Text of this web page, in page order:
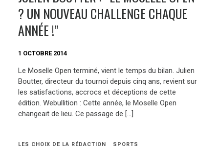
? UN NOUVEAU CHALLENGE CHAQUE
ANNÉE !”
1 OCTOBRE 2014
Le Moselle Open terminé, vient le temps du bilan. Julien
Boutter, directeur du tournoi depuis cinq ans, revient sur
les satisfactions, accrocs et déceptions de cette
édition. Webullition : Cette année, le Moselle Open
changeait de lieu. Ce passage de […]
LES CHOIX DE LA RÉDACTION SPORTS